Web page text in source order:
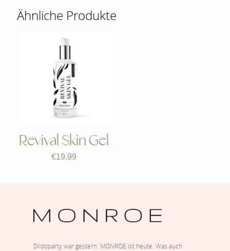
Ähnliche Produkte
Revival Skin Gel
€19,99
Dildoparty war gestern. MONROE ist heute. Was auch